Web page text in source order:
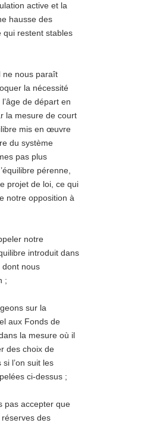
active et la
hausse des
qui restent stables
ne nous paraît
la nécessité
de départ en
la mesure de court
mis en œuvre
du système
pas plus
pérenne,
projet de loi, ce qui
notre opposition à
notre
introduit dans
dont nous
;
sur la
aux Fonds de
la mesure où il
des choix de
l’on suit les
ci-dessus ;
pas accepter que
des